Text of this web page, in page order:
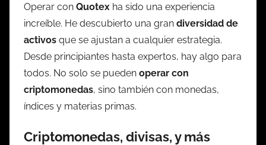
Operar con Quotex ha sido una experiencia
increíble. He descubierto una gran diversidad de
activos que se ajustan a cualquier estrategia.
Desde principiantes hasta expertos, hay algo para
todos. No solo se pueden operar con
criptomonedas, sino también con monedas,
índices y materias primas.
Criptomonedas, divisas, y más